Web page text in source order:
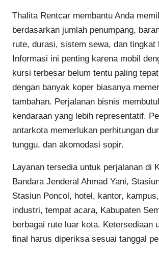
Thalita Rentcar membantu Anda
berdasarkan jumlah penumpang,
rute, durasi, sistem sewa, dan tingkat
Informasi ini penting karena mobil
kursi terbesar belum tentu paling
dengan banyak koper biasanya
tambahan. Perjalanan bisnis
kendaraan yang lebih representatif.
antarkota memerlukan perhitungan
tunggu, dan akomodasi sopir.
Layanan tersedia untuk perjalanan di
Bandara Jenderal Ahmad Yani,
Stasiun Poncol, hotel, kantor,
industri, tempat acara, Kabupaten
berbagai rute luar kota. Ketersediaan
final harus diperiksa sesuai tanggal